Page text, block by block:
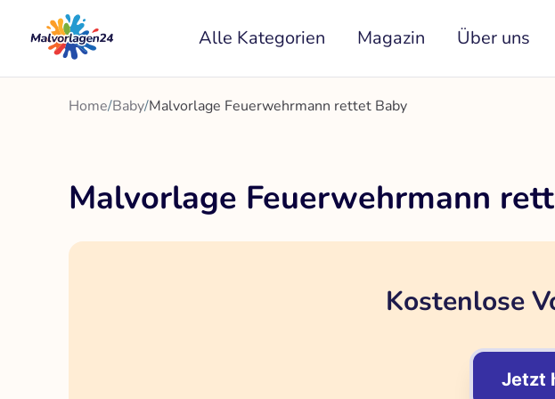
Inhalt
springen
Alle Kategorien Magazin Über uns
Home/Baby/Malvorlage Feuerwehrmann rettet Baby
Malvorlage Feuerwehrmann
Kostenlose
Jetzt